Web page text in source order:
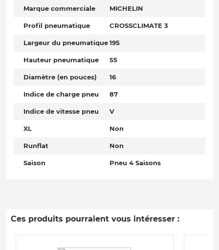
Marque commerciale MICHELIN
Profil pneumatique CROSSCLIMATE 3
Largeur du pneumatique195
Hauteur pneumatique 55
Diamètre (en pouces) 16
Indice de charge pneu 87
Indice de vitesse pneu V
XL Non
Runflat Non
Saison Pneu 4 Saisons
Ces produits pourraient vous intéresser :